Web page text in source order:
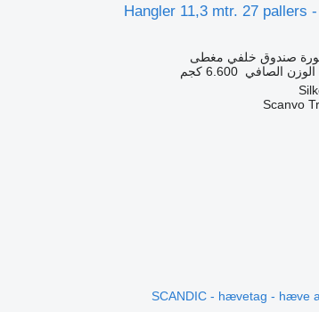
Hangler 11,3 mtr. 27 pallers
صندوق خلفي مغطى
الوزن الصافي 6.600 كجم
Scanvo
SCANDIC - hævetag - hæve